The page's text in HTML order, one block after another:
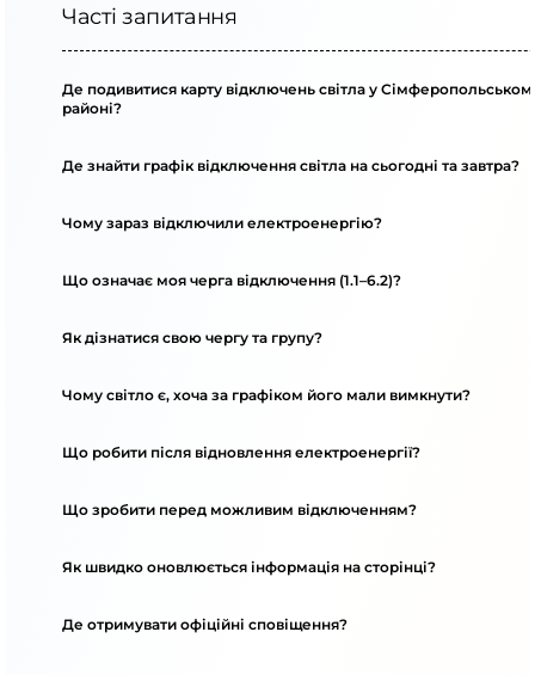
Часті запитання
Де подивитися карту відключень світла у
районі?
Де знайти графік відключення світла на сьогодні та завтра?
Чому зараз відключили електроенергію?
Що означає моя черга відключення (1.1–6.2)?
Як дізнатися свою чергу та групу?
Чому світло є, хоча за графіком його мали вимкнути?
Що робити після відновлення електроенергії?
Що зробити перед можливим відключенням?
Як швидко оновлюється інформація на сторінці?
Де отримувати офіційні сповіщення?